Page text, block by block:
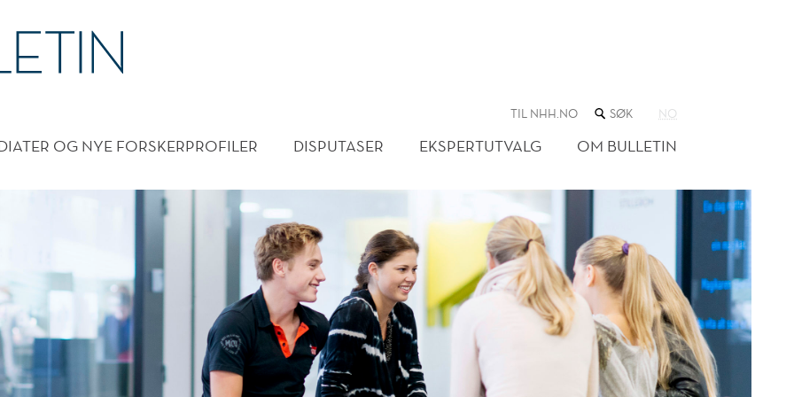
TIL NHH.NO SØK
NETTSTEDET
NO
OG NYE FORSKERPROFILER DISPUTASER EKSPERTUTVALG OM BULLETIN